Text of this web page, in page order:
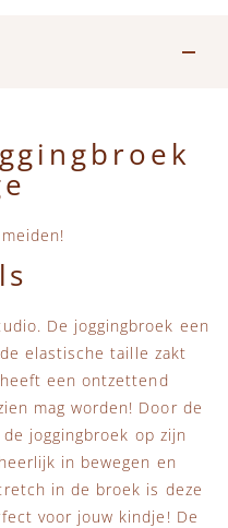
De joggingbroek een
elastische taille zakt
een ontzettend
mag worden! Door de
joggingbroek op zijn
in bewegen en
in de broek is deze
voor jouw kindje! De